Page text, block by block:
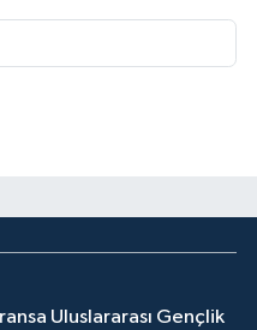
Uluslararası Gençlik